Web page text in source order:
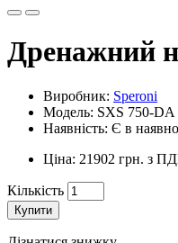
Дренажний
Виробник: Speroni
Модель: SXS 750-DA
Наявність: Є в
Ціна: 21902 грн. з
Кількість
Купити